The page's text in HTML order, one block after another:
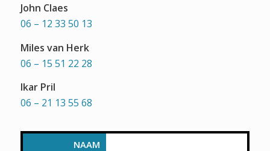
John Claes
06 – 12 33 50 13
Miles van Herk
06 – 15 51 22 28
Ikar Pril
06 – 21 13 55 68
NAAM